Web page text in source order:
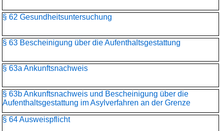
§ 62 Gesundheitsuntersuchung
§ 63 Bescheinigung über die Aufenthaltsgestattung
§ 63a Ankunftsnachweis
§ 63b Ankunftsnachweis und Bescheinigung über die
Aufenthaltsgestattung im Asylverfahren an der Grenze
§ 64 Ausweispflicht